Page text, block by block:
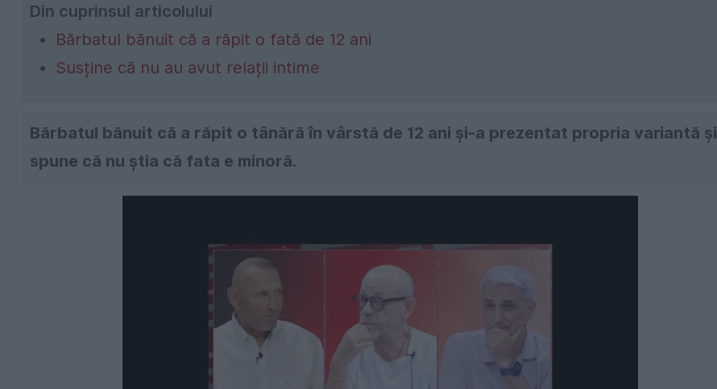
Din cuprinsul articolului
Bărbatul bănuit că a răpit o fată de 12 ani
Susține că nu au avut relații intime
Bărbatul bănuit că a răpit o tânără în vârstă de 12 ani și-a prezentat propria variantă și
spune că nu știa că fata e minoră.